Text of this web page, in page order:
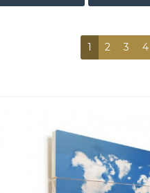
1 2 3 4